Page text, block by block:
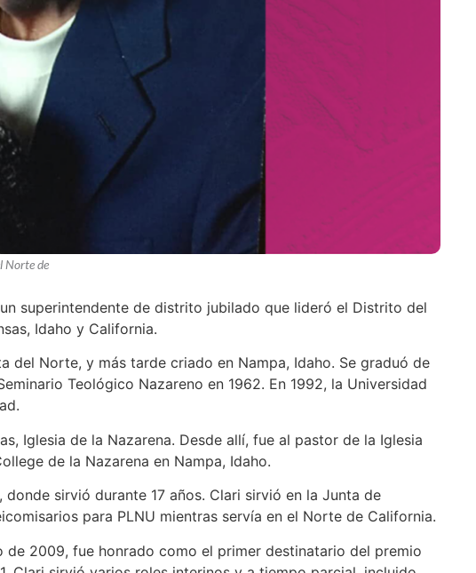
Norte de
superintendente de distrito jubilado que lideró el Distrito del
Idaho y California.
del Norte, y más tarde criado en Nampa, Idaho. Se graduó de
Teológico Nazareno en 1962. En 1992, la Universidad
Iglesia de la Nazarena. Desde allí, fue al pastor de la Iglesia
de la Nazarena en Nampa, Idaho.
sirvió durante 17 años. Clari sirvió en la Junta de
para PLNU mientras servía en el Norte de California.
de 2009, fue honrado como el primer destinatario del premio